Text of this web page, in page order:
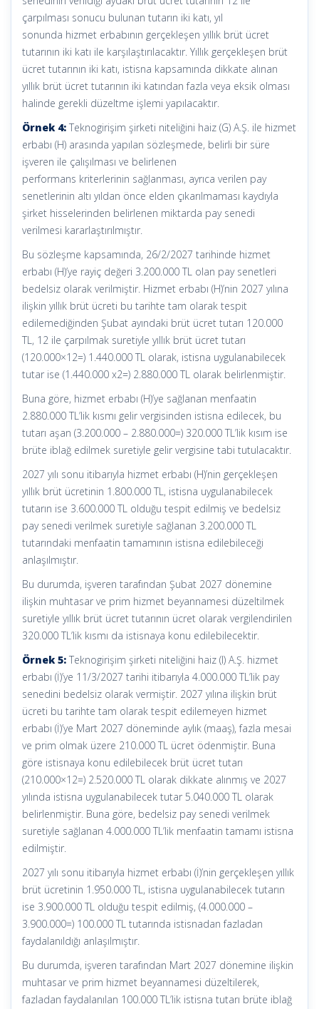
çarpılması sonucu bulunan tutarın iki katı, yıl
sonunda hizmet erbabının gerçekleşen yıllık brüt ücret
tutarının iki katı ile karşılaştırılacaktır. Yıllık gerçekleşen brüt
ücret tutarının iki katı, istisna kapsamında dikkate alınan
yıllık brüt ücret tutarının iki katından fazla veya eksik olması
halinde gerekli düzeltme işlemi yapılacaktır.
Örnek 4: Teknogirişim şirketi niteliğini haiz (G) A.Ş. ile hizmet
erbabı (H) arasında yapılan sözleşmede, belirli bir süre
işveren ile çalışılması ve belirlenen
performans kriterlerinin sağlanması, ayrıca verilen pay
senetlerinin altı yıldan önce elden çıkarılmaması kaydıyla
şirket hisselerinden belirlenen miktarda pay senedi
verilmesi kararlaştırılmıştır.
Bu sözleşme kapsamında, 26/2/2027 tarihinde hizmet
erbabı (H)’ye rayiç değeri 3.200.000 TL olan pay senetleri
bedelsiz olarak verilmiştir. Hizmet erbabı (H)’nin 2027 yılına
ilişkin yıllık brüt ücreti bu tarihte tam olarak tespit
edilemediğinden Şubat ayındaki brüt ücret tutarı 120.000
TL, 12 ile çarpılmak suretiyle yıllık brüt ücret tutarı
(120.000×12=) 1.440.000 TL olarak, istisna uygulanabilecek
tutar ise (1.440.000 x2=) 2.880.000 TL olarak belirlenmiştir.
Buna göre, hizmet erbabı (H)’ye sağlanan menfaatin
2.880.000 TL’lik kısmı gelir vergisinden istisna edilecek, bu
tutarı aşan (3.200.000 – 2.880.000=) 320.000 TL’lik kısım ise
brüte iblağ edilmek suretiyle gelir vergisine tabi tutulacaktır.
2027 yılı sonu itibarıyla hizmet erbabı (H)’nin gerçekleşen
yıllık brüt ücretinin 1.800.000 TL, istisna uygulanabilecek
tutarın ise 3.600.000 TL olduğu tespit edilmiş ve bedelsiz
pay senedi verilmek suretiyle sağlanan 3.200.000 TL
tutarındaki menfaatin tamamının istisna edilebileceği
anlaşılmıştır.
Bu durumda, işveren tarafından Şubat 2027 dönemine
ilişkin muhtasar ve prim hizmet beyannamesi düzeltilmek
suretiyle yıllık brüt ücret tutarının ücret olarak vergilendirilen
320.000 TL’lik kısmı da istisnaya konu edilebilecektir.
Örnek 5: Teknogirişim şirketi niteliğini haiz (I) A.Ş. hizmet
erbabı (İ)’ye 11/3/2027 tarihi itibarıyla 4.000.000 TL’lik pay
senedini bedelsiz olarak vermiştir. 2027 yılına ilişkin brüt
ücreti bu tarihte tam olarak tespit edilemeyen hizmet
erbabı (İ)’ye Mart 2027 döneminde aylık (maaş), fazla mesai
ve prim olmak üzere 210.000 TL ücret ödenmiştir. Buna
göre istisnaya konu edilebilecek brüt ücret tutarı
(210.000×12=) 2.520.000 TL olarak dikkate alınmış ve 2027
yılında istisna uygulanabilecek tutar 5.040.000 TL olarak
belirlenmiştir. Buna göre, bedelsiz pay senedi verilmek
suretiyle sağlanan 4.000.000 TL’lik menfaatin tamamı istisna
edilmiştir.
2027 yılı sonu itibarıyla hizmet erbabı (İ)’nin gerçekleşen yıllık
brüt ücretinin 1.950.000 TL, istisna uygulanabilecek tutarın
ise 3.900.000 TL olduğu tespit edilmiş, (4.000.000 –
3.900.000=) 100.000 TL tutarında istisnadan fazladan
faydalanıldığı anlaşılmıştır.
Bu durumda, işveren tarafından Mart 2027 dönemine ilişkin
muhtasar ve prim hizmet beyannamesi düzeltilerek,
fazladan faydalanılan 100.000 TL’lik istisna tutarı brüte iblağ